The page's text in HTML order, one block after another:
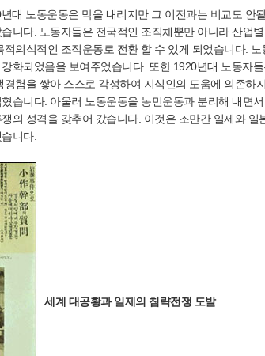
대 노동운동은 막을 내리지만 그 이전과는 비교도 안
니다. 노동자들은 전국적인 조직체뿐만 아니라 산업
의식적인 조직운동로 전환 할 수 있게 되었습니다.
화되었음을 보여주었습니다. 또한 1920년대 노동자
험을 쌓아 스스로 각성하여 지식인의 도움에 의존하
습니다. 아울러 노동운동을 농민운동과 분리해 내면
의 성격을 갖추어 갔습니다. 이것은 조만간 일제와
니다.
세계 대공황과 일제의 침략전쟁 도발